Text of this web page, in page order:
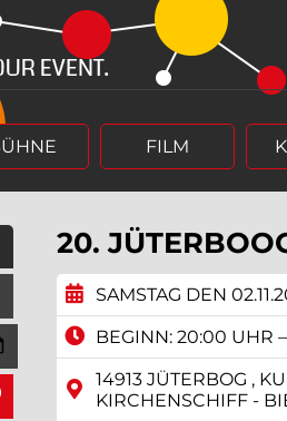
FILM
Tag, Monat, Jahr (4 stellig),
in der Form Tag, Monat,
wollen,
20.
SAMSTAG DEN
BEGINN: 20:00 UHR
14913 JÜTERBOG ,
KIRCHENSCHIFF -